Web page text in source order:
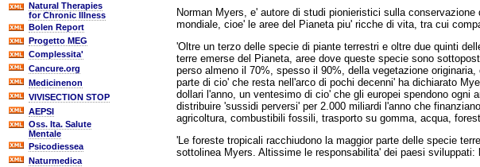
Natural Therapies
for Chronic Illness
Bolen Report
Progetto MEG
Complessita'
Cancure.org
Medicinenon
VIVISECTION STOP
AEPSI
Oss. Ita. Salute
Mentale
Psicodiessea
Naturmedica
Norman Myers, e' autore di studi pionieristici sulla
mondiale, cioe' le aree del Pianeta piu' ricche di vita, tra cui
'Oltre un terzo delle specie di piante terrestri e oltre due quinti
terre emerse del Pianeta, aree dove queste specie sono
perso almeno il 70%, spesso il 90%, della vegetazione
parte di cio' che resta nell'arco di pochi decenni' ha dichiarato
dollari l'anno, un ventesimo di cio' che gli europei spendono
distribuire 'sussidi perversi' per 2.000 miliardi l'anno che
agricoltura, combustibili fossili, trasporto su gomma, acqua,
'Le foreste tropicali racchiudono la maggior parte delle specie
sottolinea Myers. Altissime le responsabilita' dei paesi